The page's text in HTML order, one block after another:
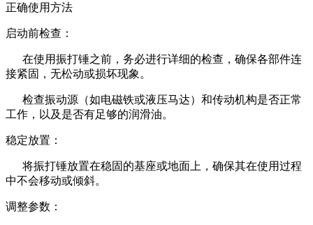
正确使用方法
启动前检查：
在使用振打锤之前，务必进行详细的检查，确保各部件连
接紧固，无松动或损坏现象。
检查振动源（如电磁铁或液压马达）和传动机构是否正常
工作，以及是否有足够的润滑油。
稳定放置：
将振打锤放置在稳固的基座或地面上，确保其在使用过程
中不会移动或倾斜。
调整参数：